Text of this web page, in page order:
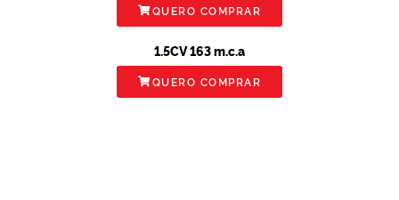
QUERO COMPRAR
1.5CV 163 m.c.a
QUERO COMPRAR